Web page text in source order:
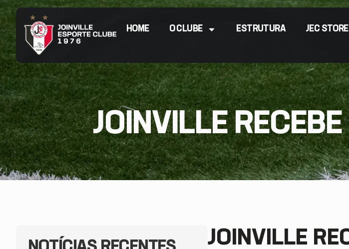
HOME O CLUBE ESTRUTURA JEC STORE
JOINVILLE
JOINVILLE